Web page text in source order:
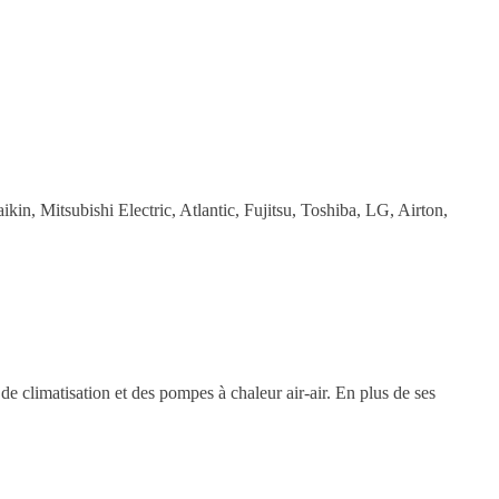
Mitsubishi Electric, Atlantic, Fujitsu, Toshiba, LG, Airton,
climatisation et des pompes à chaleur air-air. En plus de ses